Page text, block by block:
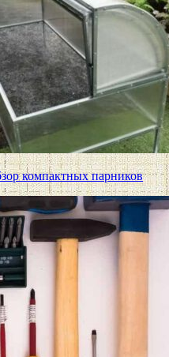
компактных парников